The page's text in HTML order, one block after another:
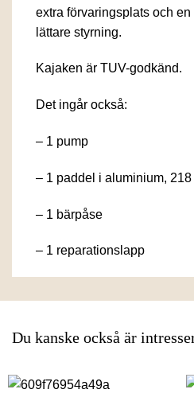
extra förvaringsplats och
lättare styrning.
Kajaken är TUV-godkänd.
Det ingår också:
– 1 pump
– 1 paddel i aluminium, 218
– 1 bärpåse
– 1 reparationslapp
Du kanske också är